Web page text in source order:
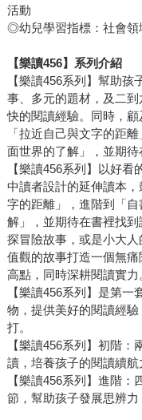
活動
◎幼兒學習指標：社會領
【樂讀456】系列介紹
【樂讀456系列】幫助
事、多元的題材，及二
快的閱讀經驗。同時，
「拉近自己與文字的距
面世界的了解」，並期待
【樂讀456系列】以好
中讀者設計的延伸讀本
字的距離」，進階到「
解」，並期待在書裡找
探冒險故事，或是小大
值觀的故事打造一個無
高點，同時深耕閱讀實力
【樂讀456系列】是第
物，提供美好的閱讀經
打。
【樂讀456系列】初階
讀，培養孩子的閱讀續航
【樂讀456系列】進階
節，幫助孩子發展思辨力